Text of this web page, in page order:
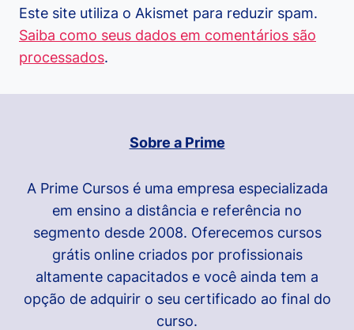
Este site utiliza o Akismet para reduzir spam.
Saiba como seus dados em comentários são
processados.
Sobre a Prime
A Prime Cursos é uma empresa especializada
em ensino a distância e referência no
segmento desde 2008. Oferecemos cursos
grátis online criados por profissionais
altamente capacitados e você ainda tem a
opção de adquirir o seu certificado ao final do
curso.